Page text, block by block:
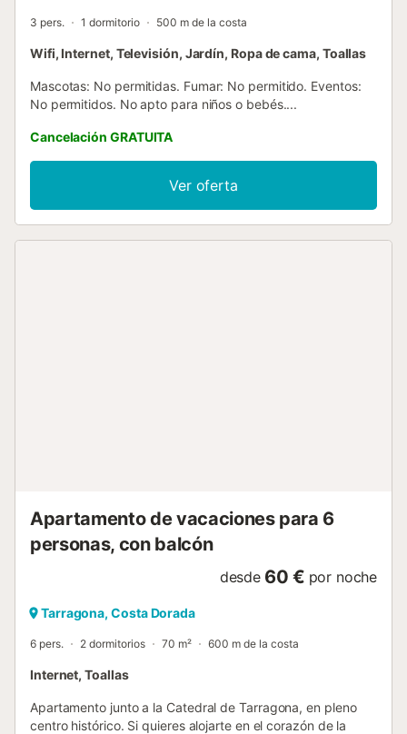
3 pers. 1 dormitorio 500 m de la costa
Wifi, Internet, Televisión, Jardín, Ropa de cama, Toallas
Mascotas: No permitidas. Fumar: No permitido. Eventos:
No permitidos. No apto para niños o bebés....
Cancelación GRATUITA
Ver oferta
Apartamento de vacaciones para 6
personas, con balcón
desde 60 € por noche
Tarragona, Costa Dorada
6 pers. 2 dormitorios 70 m² 600 m de la costa
Internet, Toallas
Apartamento junto a la Catedral de Tarragona, en pleno
centro histórico. Si quieres alojarte en el corazón de la